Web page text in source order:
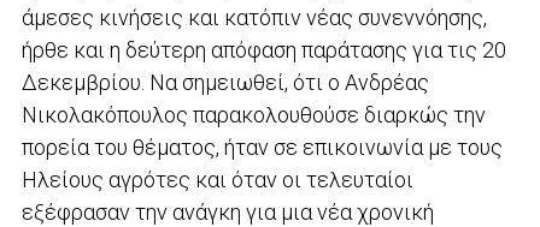
άμεσες κινήσεις και κατόπιν νέας συνεννόησης,
ήρθε και η δεύτερη απόφαση παράτασης για τις 20
Δεκεμβρίου. Να σημειωθεί, ότι ο Ανδρέας
Νικολακόπουλος παρακολουθούσε διαρκώς την
πορεία του θέματος, ήταν σε επικοινωνία με τους
Ηλείους αγρότες και όταν οι τελευταίοι
εξέφρασαν την ανάγκη για μια νέα χρονική